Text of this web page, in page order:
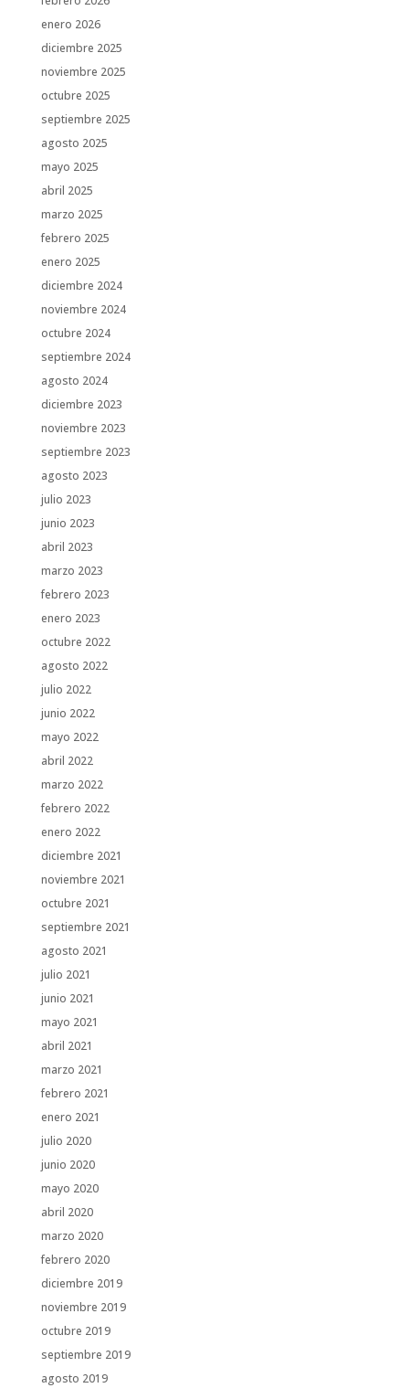
enero 2026
diciembre 2025
noviembre 2025
octubre 2025
septiembre 2025
agosto 2025
mayo 2025
abril 2025
marzo 2025
febrero 2025
enero 2025
diciembre 2024
noviembre 2024
octubre 2024
septiembre 2024
agosto 2024
diciembre 2023
noviembre 2023
septiembre 2023
agosto 2023
julio 2023
junio 2023
abril 2023
marzo 2023
febrero 2023
enero 2023
octubre 2022
agosto 2022
julio 2022
junio 2022
mayo 2022
abril 2022
marzo 2022
febrero 2022
enero 2022
diciembre 2021
noviembre 2021
octubre 2021
septiembre 2021
agosto 2021
julio 2021
junio 2021
mayo 2021
abril 2021
marzo 2021
febrero 2021
enero 2021
julio 2020
junio 2020
mayo 2020
abril 2020
marzo 2020
febrero 2020
diciembre 2019
noviembre 2019
octubre 2019
septiembre 2019
agosto 2019